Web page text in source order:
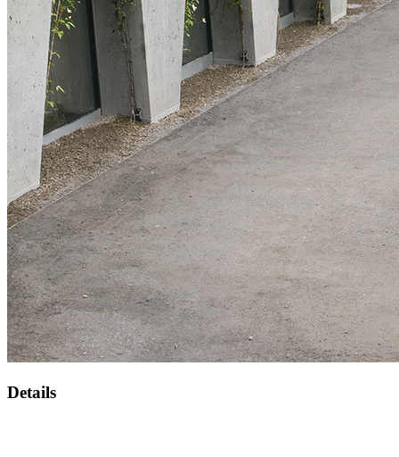
Details